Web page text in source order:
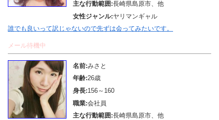
主な行動範囲:長崎県島原市、他
女性ジャンル:ヤリマンギャル
誰でも良いって訳じゃないので先ずは会ってみたいです。
メール待機中
名前:みさと
年齢:26歳
身長:156～160
職業:会社員
主な行動範囲:長崎県島原市、他